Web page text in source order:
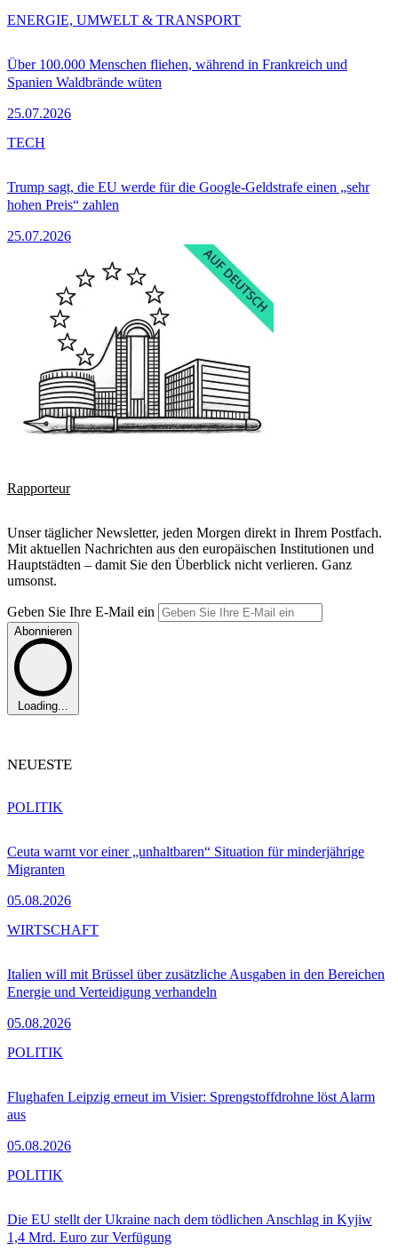
Über 100.000 Menschen fliehen, während in Frankreich und
Spanien Waldbrände wüten
25.07.2026
ENERGIE, UMWELT & TRANSPORT
Trump sagt, die EU werde für die Google-Geldstrafe einen „sehr
hohen Preis“ zahlen
25.07.2026
TECH
Rapporteur
Unser täglicher Newsletter, jeden Morgen direkt in Ihrem Postfach.
Mit aktuellen Nachrichten aus den europäischen Institutionen und
Hauptstädten – damit Sie den Überblick nicht verlieren. Ganz
umsonst.
Geben Sie Ihre E-Mail ein
Abonnieren
Loading...
NEUESTE
Ceuta warnt vor einer „unhaltbaren“ Situation für minderjährige
Migranten
05.08.2026
POLITIK
Italien will mit Brüssel über zusätzliche Ausgaben in den Bereichen
Energie und Verteidigung verhandeln
05.08.2026
WIRTSCHAFT
Flughafen Leipzig erneut im Visier: Sprengstoffdrohne löst Alarm
aus
05.08.2026
POLITIK
Die EU stellt der Ukraine nach dem tödlichen Anschlag in Kyjiw
1,4 Mrd. Euro zur Verfügung
POLITIK